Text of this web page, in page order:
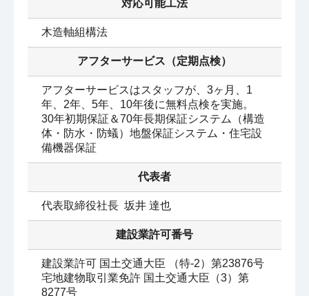
対応可能工法
木造軸組構法
アフターサービス（定期点検）
アフターサービスはスタッフが、3ヶ月、1
年、2年、5年、10年後に無料点検を実施。
30年初期保証＆70年長期保証システム（構造
体・防水・防蟻）地盤保証システム・住宅設
代表者
代表取締役社長  坂井 達也
建設業許可番号
建設業許可 国土交通大臣 （特‐2）第23876号
宅地建物取引業免許 国土交通大臣（3）第
8277号